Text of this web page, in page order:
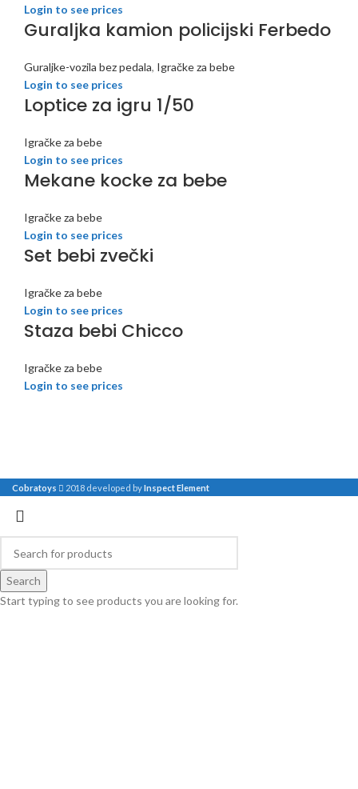
Login to see prices
Guraljka kamion policijski Ferbedo
Guraljke-vozila bez pedala, Igračke za bebe
Login to see prices
Loptice za igru 1/50
Igračke za bebe
Login to see prices
Mekane kocke za bebe
Igračke za bebe
Login to see prices
Set bebi zvečki
Igračke za bebe
Login to see prices
Staza bebi Chicco
Igračke za bebe
Login to see prices
Cobratoys 2018 developed byInspect Element
Search
Start typing to see products you are looking for.